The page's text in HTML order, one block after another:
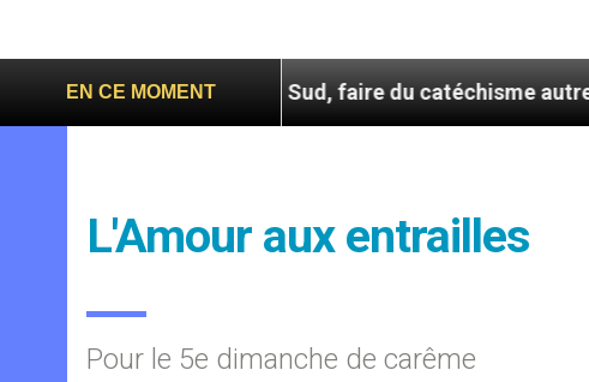
EN CE MOMENT
En Corée du Sud, faire du catéchisme autrement
L'Amour aux entrailles
Pour le 5e dimanche de carême